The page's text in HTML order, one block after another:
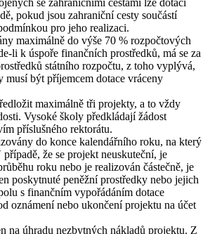
pokud jsou zahraniční cesty součástí
pro jeho realizaci.
maximálně do výše 70 % rozpočtových
li k úspoře finančních prostředků, má se za
státního rozpočtu, z toho vyplývá,
musí být příjemcem dotace vráceny
maximálně tři projekty, a to vždy
Vysoké školy předkládají žádost
příslušného rektorátu.
do konce kalendářního roku, na který
že se projekt neuskuteční, je
roku nebo je realizován částečně, je
poskytnuté peněžní prostředky nebo jejich
s finančním vypořádáním dotace
oznámení nebo ukončení projektu na účet
na úhradu nezbytných nákladů projektu. Z